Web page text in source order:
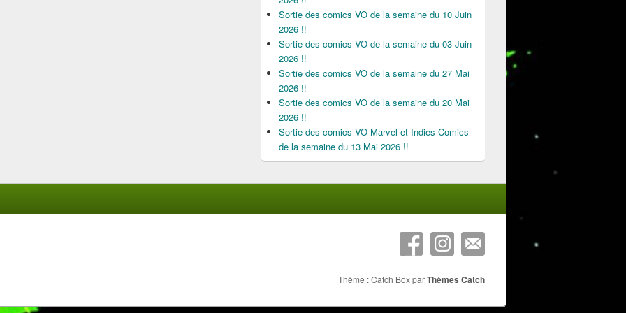
Sortie des comics VO de la semaine du 10 Juin
2026 !!
Sortie des comics VO de la semaine du 03 Juin
2026 !!
Sortie des comics VO de la semaine du 27 Mai
2026 !!
Sortie des comics VO de la semaine du 20 Mai
2026 !!
Sortie des comics VO Marvel et Indies Comics
de la semaine du 13 Mai 2026 !!
Thème : Catch Box parThèmes Catch